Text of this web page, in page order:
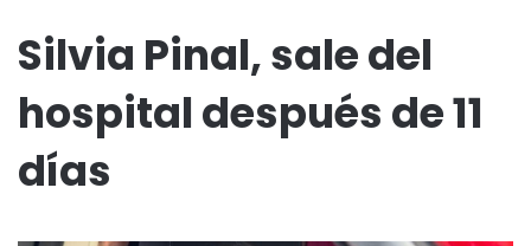
Silvia Pinal, sale del
hospital después de 11
días